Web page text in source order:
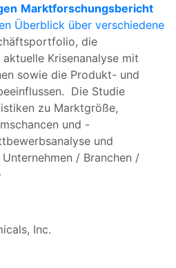
Marktforschungsbericht
Überblick über verschiedene
die
Krisenanalyse mit
sowie die Produkt- und
Die Studie
zu Marktgröße,
und -
und
/ Branchen /
Inc.